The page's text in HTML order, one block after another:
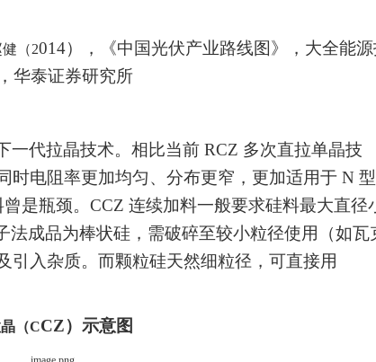
（2014），《中国光伏产业路线图》，大全能
华泰证券研究所
一代拉晶技术。相比当前 RCZ 多次直拉单晶技
时电阻率更加均匀、分布更窄，更加适用于 N 型
是瓶颈。CCZ 连续加料一般要求硅料最大直径
法成品为棒状硅，需破碎至较小粒径使用（如瓦
引入杂质。而颗粒硅天然细粒径，可直接用
（CCZ）示意图